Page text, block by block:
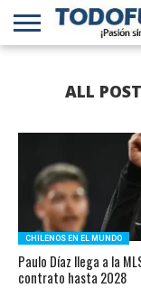
CHILENA
EN EL
MUNDO
INTERNACIONAL
ALL
CHILENOS EN EL MUNDO
Paulo Díaz llega a la
contrato hasta 2028